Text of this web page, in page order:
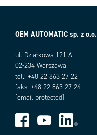
OEM AUTOMATIC sp. z o.o.
ul. Działkowa 121 A
02-234 Warszawa
tel.: +48 22 863 27 22
faks: +48 22 863 27 24
[email protected]